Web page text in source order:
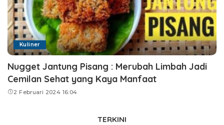
Kuliner
Nugget Jantung Pisang : Merubah Limbah Jadi
Cemilan Sehat yang Kaya Manfaat
2 Februari 2024 16:04
TERKINI